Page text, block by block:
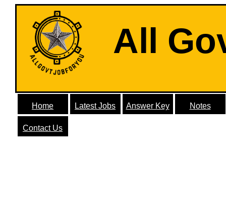
All
Home Latest Jobs Answer Key Notes
Contact Us